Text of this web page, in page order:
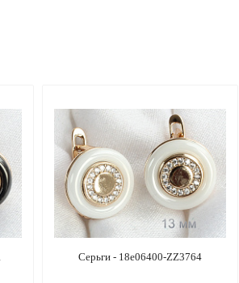
Серьги - 18e06400-ZZ3764